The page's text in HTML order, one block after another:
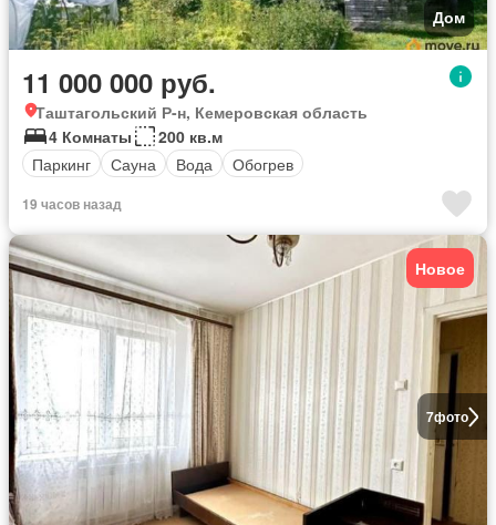
Дом
11 000 000 руб.
Таштагольский Р-н, Кемеровская область
4 Комнаты
200 кв.м
Паркинг
Сауна Вода Обогрев
19 часов назад
7фото
Новое